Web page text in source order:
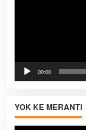
00:00
YOK KE MERANTI